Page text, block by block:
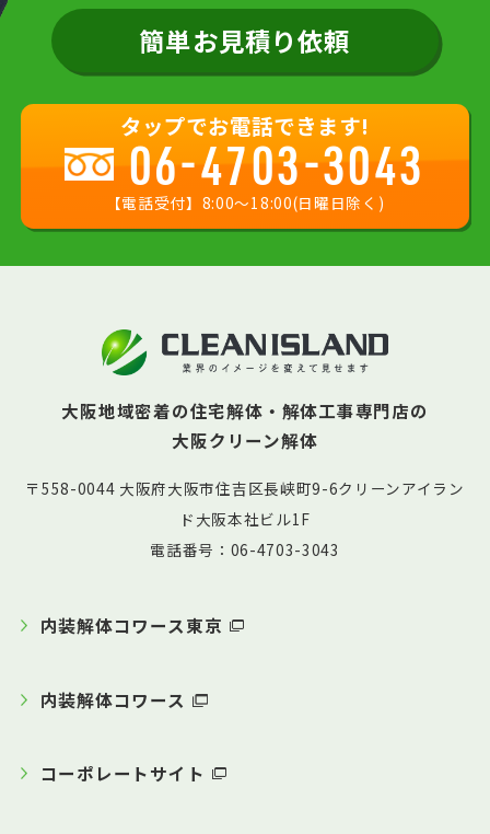
簡単お見積り依頼
タップでお電話できます!
06-4703-3043
【電話受付】8:00〜18:00(日曜日除く)
大阪地域密着の住宅解体・解体工事専門店の
大阪クリーン解体
〒558-0044 大阪府大阪市住吉区長峡町9-6クリーンアイラン
ド大阪本社ビル1F
電話番号：06-4703-3043
内装解体コワース東京
内装解体コワース
コーポレートサイト